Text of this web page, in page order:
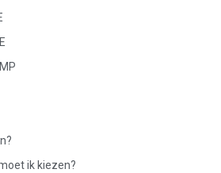
ik kiezen?